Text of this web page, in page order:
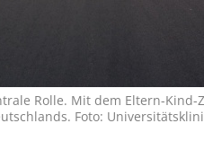
Rolle. Mit dem Eltern-Kind-
Foto: